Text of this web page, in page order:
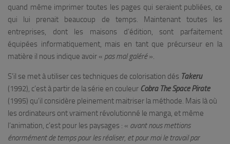
quand même imprimer toutes les pages qui seraient publiées, ce
qui lui prenait beaucoup de temps. Maintenant toutes les
entreprises, dont les maisons d’édition, sont parfaitement
équipées informatiquement, mais en tant que précurseur en la
matière il nous indique avoir « pas mal galéré».
S’il se met à utiliser ces techniques de colorisation dés Takeru
(1992), c’est à partir de la série en couleur Cobra The Space Pirate
(1995) qu’il considère pleinement maitriser la méthode. Mais là où
les ordinateurs ont vraiment révolutionné le manga, et même
l’animation, c’est pour les paysages : « avant nous mettions
énormément de temps pour les réaliser, et pour moi le travail par